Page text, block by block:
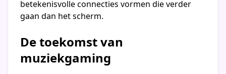
betekenisvolle connecties vormen die verder
gaan dan het scherm.
De toekomst van
muziekgaming